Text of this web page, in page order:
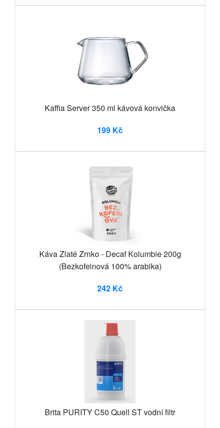
Kaffia Server 350 ml kávová konvička
199 Kč
Káva Zlaté Zrnko - Decaf Kolumbie 200g
(Bezkofeinová 100% arabika)
242 Kč
Brita PURITY C50 Quell ST vodní filtr